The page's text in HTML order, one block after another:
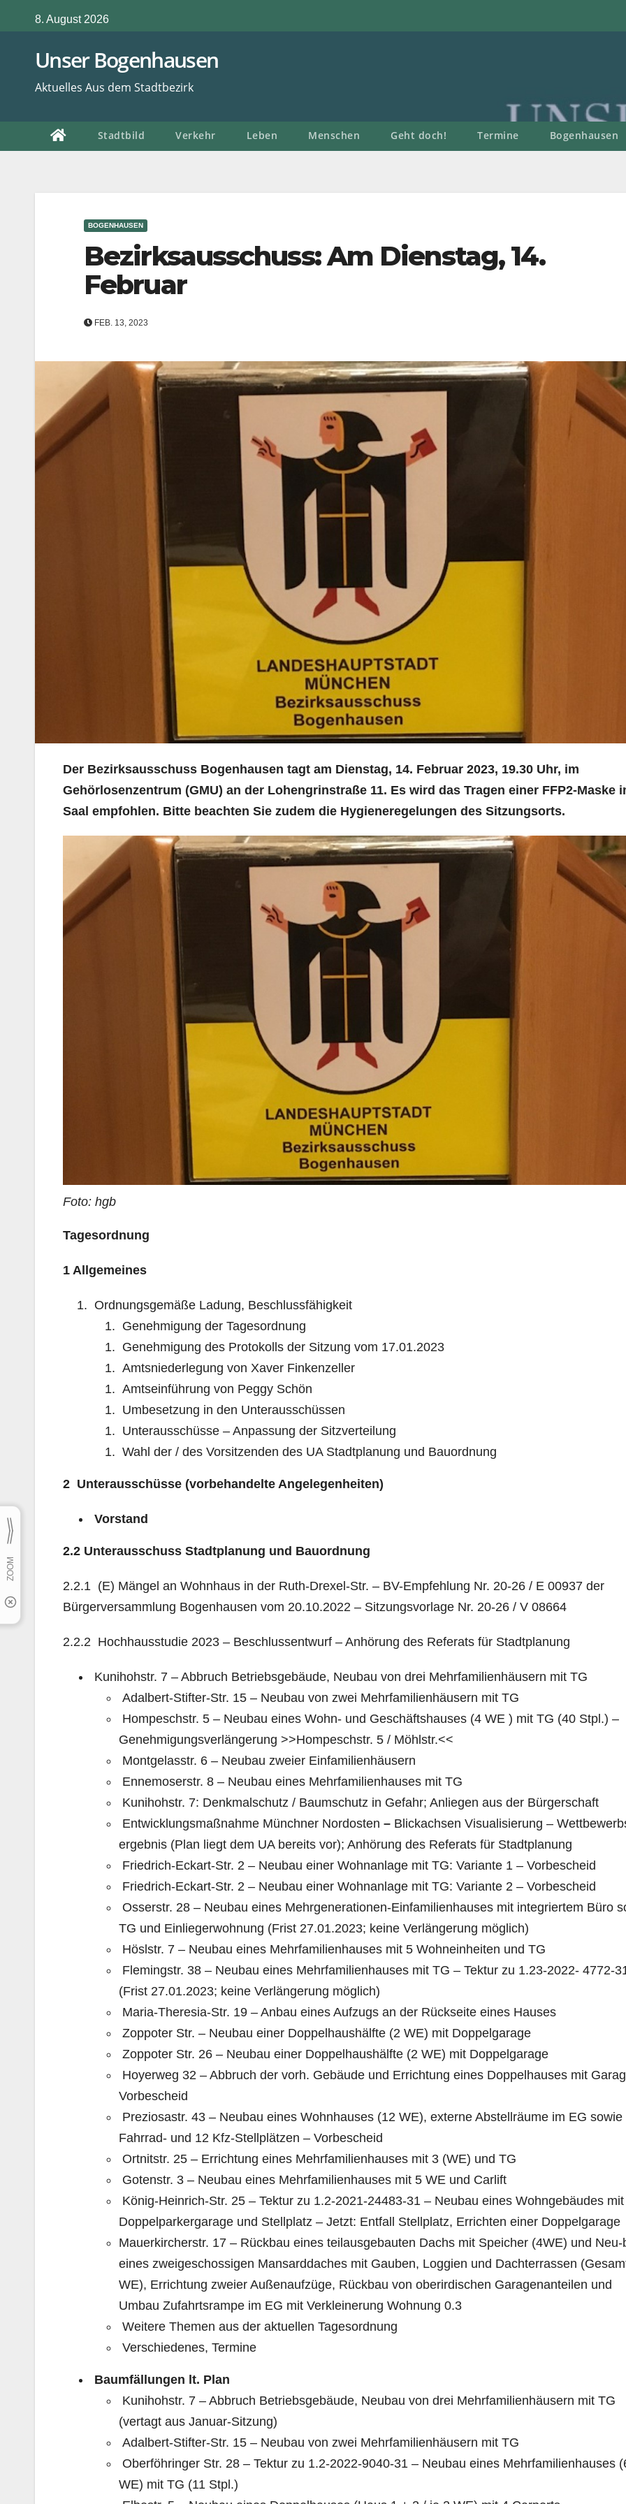
Inhalt
springen
8. August 2026
Unser Bogenhausen
Aktuelles Aus dem Stadtbezirk
Stadtbild Verkehr Leben Menschen Geht doch! Termine Bogenhausen
BOGENHAUSEN
Bezirksausschuss: Am Dienstag, 14.
Februar
FEB. 13, 2023
Der Bezirksausschuss Bogenhausen tagt am Dienstag, 14. Februar 2023, 19.30 Uhr, im
Gehörlosenzentrum (GMU) an der Lohengrinstraße 11. Es wird das Tragen einer FFP2-Maske
Saal empfohlen. Bitte beachten Sie zudem die Hygieneregelungen des Sitzungsorts.
Foto: hgb
Tagesordnung
1 Allgemeines
Ordnungsgemäße Ladung, Beschlussfähigkeit
Genehmigung der Tagesordnung
Genehmigung des Protokolls der Sitzung vom 17.01.2023
Amtsniederlegung von Xaver Finkenzeller
Amtseinführung von Peggy Schön
Umbesetzung in den Unterausschüssen
Unterausschüsse – Anpassung der Sitzverteilung
Wahl der / des Vorsitzenden des UA Stadtplanung und Bauordnung
2 Unterausschüsse (vorbehandelte Angelegenheiten)
Vorstand
2.2 Unterausschuss Stadtplanung und Bauordnung
2.2.1 (E) Mängel an Wohnhaus in der Ruth-Drexel-Str. – BV-Empfehlung Nr. 20-26 / E 00937 der
Bürgerversammlung Bogenhausen vom 20.10.2022 – Sitzungsvorlage Nr. 20-26 / V 08664
2.2.2 Hochhausstudie 2023 – Beschlussentwurf – Anhörung des Referats für Stadtplanung
Kunihohstr. 7 – Abbruch Betriebsgebäude, Neubau von drei Mehrfamilienhäusern mit TG
Adalbert-Stifter-Str. 15 – Neubau von zwei Mehrfamilienhäusern mit TG
Hompeschstr. 5 – Neubau eines Wohn- und Geschäftshauses (4 WE ) mit TG (40 Stpl.) –
Genehmigungsverlängerung >>Hompeschstr. 5 / Möhlstr.<<
Montgelasstr. 6 – Neubau zweier Einfamilienhäusern
Ennemoserstr. 8 – Neubau eines Mehrfamilienhauses mit TG
Kunihohstr. 7: Denkmalschutz / Baumschutz in Gefahr; Anliegen aus der Bürgerschaft
Entwicklungsmaßnahme Münchner Nordosten – Blickachsen Visualisierung –
ergebnis (Plan liegt dem UA bereits vor); Anhörung des Referats für Stadtplanung
Friedrich-Eckart-Str. 2 – Neubau einer Wohnanlage mit TG: Variante 1 – Vorbescheid
Friedrich-Eckart-Str. 2 – Neubau einer Wohnanlage mit TG: Variante 2 – Vorbescheid
Osserstr. 28 – Neubau eines Mehrgenerationen-Einfamilienhauses mit integriertem Büro
TG und Einliegerwohnung (Frist 27.01.2023; keine Verlängerung möglich)
Höslstr. 7 – Neubau eines Mehrfamilienhauses mit 5 Wohneinheiten und TG
Flemingstr. 38 – Neubau eines Mehrfamilienhauses mit TG – Tektur zu 1.23-2022- 4772-
(Frist 27.01.2023; keine Verlängerung möglich)
Maria-Theresia-Str. 19 – Anbau eines Aufzugs an der Rückseite eines Hauses
Zoppoter Str. – Neubau einer Doppelhaushälfte (2 WE) mit Doppelgarage
Zoppoter Str. 26 – Neubau einer Doppelhaushälfte (2 WE) mit Doppelgarage
Hoyerweg 32 – Abbruch der vorh. Gebäude und Errichtung eines Doppelhauses mit
Vorbescheid
Preziosastr. 43 – Neubau eines Wohnhauses (12 WE), externe Abstellräume im EG sowie
Fahrrad- und 12 Kfz-Stellplätzen – Vorbescheid
Ortnitstr. 25 – Errichtung eines Mehrfamilienhauses mit 3 (WE) und TG
Gotenstr. 3 – Neubau eines Mehrfamilienhauses mit 5 WE und Carlift
König-Heinrich-Str. 25 – Tektur zu 1.2-2021-24483-31 – Neubau eines Wohngebäudes mit
Doppelparkergarage und Stellplatz – Jetzt: Entfall Stellplatz, Errichten einer Doppelgarage
Mauerkircherstr. 17 – Rückbau eines teilausgebauten Dachs mit Speicher (4WE) und Neu-
eines zweigeschossigen Mansarddaches mit Gauben, Loggien und Dachterrassen
WE), Errichtung zweier Außenaufzüge, Rückbau von oberirdischen Garagenanteilen und
Umbau Zufahrtsrampe im EG mit Verkleinerung Wohnung 0.3
Weitere Themen aus der aktuellen Tagesordnung
Verschiedenes, Termine
Baumfällungen lt. Plan
Kunihohstr. 7 – Abbruch Betriebsgebäude, Neubau von drei Mehrfamilienhäusern mit TG
(vertagt aus Januar-Sitzung)
Adalbert-Stifter-Str. 15 – Neubau von zwei Mehrfamilienhäusern mit TG
Oberföhringer Str. 28 – Tektur zu 1.2-2022-9040-31 – Neubau eines Mehrfamilienhauses
WE) mit TG (11 Stpl.)